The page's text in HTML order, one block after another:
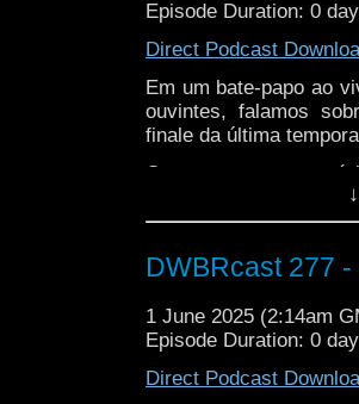
Episode Duration: 0
Direct Podcast
Em um bate-papo ao
ouvintes, falamos
finale da última
Comentamos as
quais os rumos que
com a Disney está
Vem com a gente!
DWBRcast 277
1 June 2025 (2:14am
Episode Duration: 0
Direct Podcast